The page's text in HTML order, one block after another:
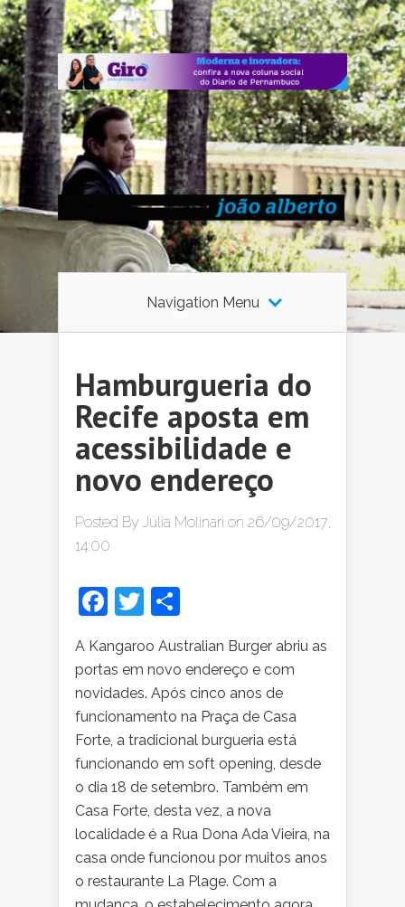
Navigation Menu
Hamburgueria do
Recife aposta em
acessibilidade e
novo endereço
Posted By Júlia Molinari on 26/09/2017,
14:00
Facebook
Twitter
A Kangaroo Australian Burger abriu as
portas em novo endereço e com
novidades. Após cinco anos de
funcionamento na Praça de Casa
Forte, a tradicional burgueria está
funcionando em soft opening, desde
o dia 18 de setembro. Também em
Casa Forte, desta vez, a nova
localidade é a Rua Dona Ada Vieira, na
casa onde funcionou por muitos anos
o restaurante La Plage. Com a